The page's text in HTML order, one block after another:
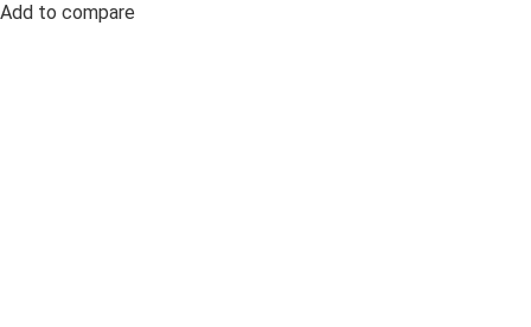
Add to compare